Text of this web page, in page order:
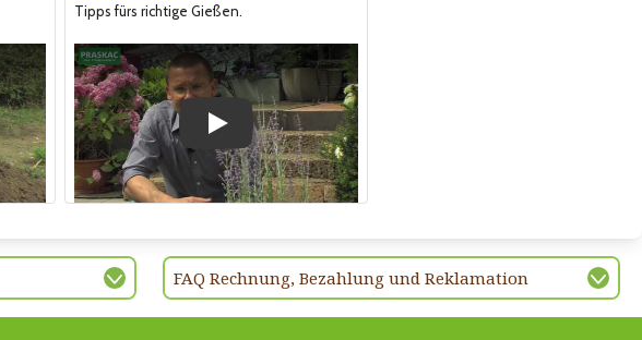
Tipps fürs richtige Gießen.
Play
FAQ Rechnung, Bezahlung und Reklamation